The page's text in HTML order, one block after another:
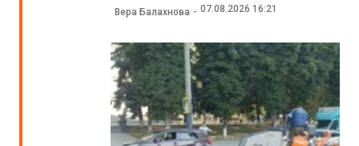
Вера Балахнова 07.08.2026 16:21